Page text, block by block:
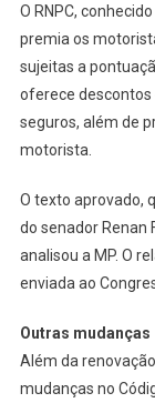
O RNPC,
premia os
sujeitas a
oferece
seguros, além de
motorista.
O texto aprovado,
do senador Renan
analisou a MP. O
enviada ao
Outras mudanças
Além da
mudanças no